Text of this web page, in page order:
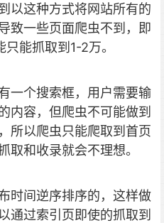
以这种方式将网站所有的
致一些页面爬虫不到，即
能抓取到1-2万。
一个搜索框，用户需要输
内容，但爬虫不可能做到
所以爬虫只能爬取到首页
取和收录就会不理想。
时间逆序排序的，这样做
通过索引页即使的抓取到